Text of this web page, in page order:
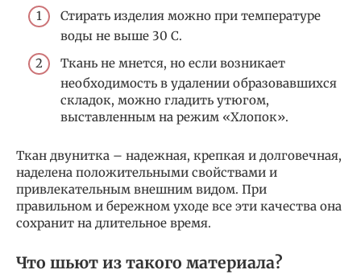
Стирать изделия можно при температуре
воды не выше 30 С.
Ткань не мнется, но если возникает
необходимость в удалении образовавшихся
складок, можно гладить утюгом,
выставленным на режим «Хлопок».
Ткан двунитка – надежная, крепкая и долговечная,
наделена положительными свойствами и
привлекательным внешним видом. При
правильном и бережном уходе все эти качества она
сохранит на длительное время.
Что шьют из такого материала?